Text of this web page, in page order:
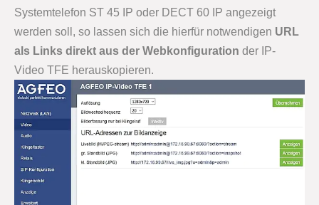
Systemtelefon ST 45 IP oder DECT 60 IP angezeigt
werden soll, so lassen sich die hierfür notwendigen URL
als Links direkt aus der Webkonfiguration der IP-
Video TFE herauskopieren.